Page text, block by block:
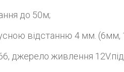
до 50м;
відстанню 4 мм. (6мм,
джерело живлення